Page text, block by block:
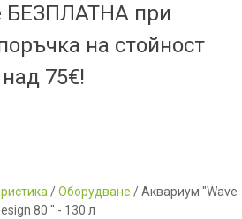
БЕЗПЛАТНА при
на стойност
над 75€!
/Оборудване / Аквариум "Wave
80 " - 130 л